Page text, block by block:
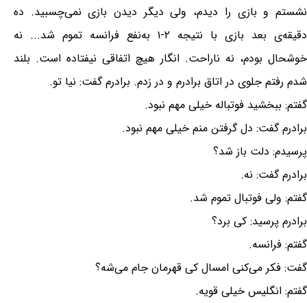
نشستم و بازی را دیدم، ولی دیگر دیدن بازی نمی‌چسبید. ده
دقیقه‌ی بعد بازی با نتیجه ۲-۱ به‌نفع فرانسه تموم شد... نه
خوشحال بودم، نه ناراحت. انگار هیچ اتفاقی نیفتاده است. بلند
شدم رفتم جلوی در اتاق برادرم و در زدم. برادرم گفت: نیا تو.
گفتم: ببخشید فوتباله خیلی مهم نبود.
برادرم گفت: دل گرفتن منم خیلی مهم نبود.
پرسیدم: دلت باز شد؟
برادرم گفت: نه.
گفتم: ولی فوتبال تموم شد.
برادرم پرسید: کی برد؟
گفتم: فرانسه.
گفت: فکر می‌کنی امسال کی قهرمان جام می‌شه؟
گفتم: انگلیس خیلی قویه.